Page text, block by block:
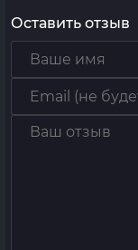
Оставить отзыв